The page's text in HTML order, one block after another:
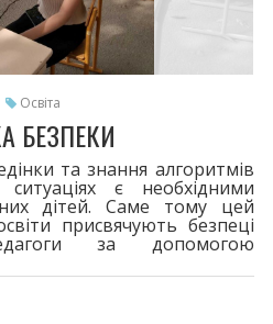
Освіта
БЕЗПЕКИ
та знання алгоритмів
є необхідними
дітей. Саме тому цей
присвячують безпеці
за допомогою
до свого життя та